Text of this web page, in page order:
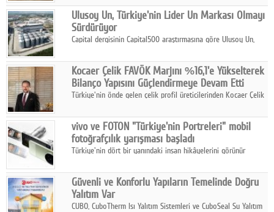
enerjisine güç katıyor.
Ulusoy Un, Türkiye'nin Lider Un Markası Olmayı
Sürdürüyor
Capital dergisinin Capital500 araştırmasına göre Ulusoy Un,
hasılatıyla Türkiye'nin en büyük 83. firması oldu.
Kocaer Çelik FAVÖK Marjını %16,1'e Yükselterek
Bilanço Yapısını Güçlendirmeye Devam Etti
Türkiye'nin önde gelen çelik profil üreticilerinden Kocaer Çelik
Çelik FAVÖK Marjını %16,1'e yükseltti.
vivo ve FOTON "Türkiye'nin Portreleri" mobil
fotoğrafçılık yarışması başladı
Türkiye'nin dört bir yanındaki insan hikâyelerini görünür
insanını, kültürünü ve yaşamını portre fotoğraflarıyla
anlatmaya davet ediyor.
Güvenli ve Konforlu Yapıların Temelinde Doğru
Yalıtım Var
CUBO, CuboTherm Isı Yalıtım Sistemleri ve CuboSeal Su Yalıtım